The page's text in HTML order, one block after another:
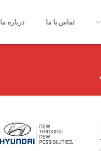
تماس با ما درباره ما